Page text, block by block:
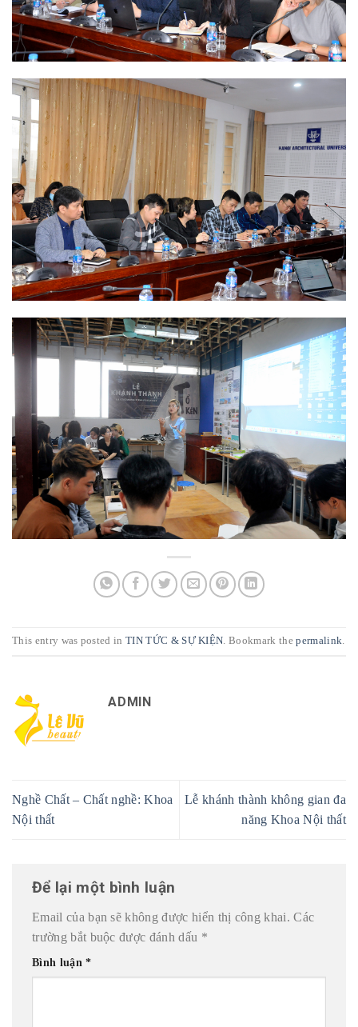
This entry was posted inTIN TỨC & SỰ KIỆN. Bookmark thepermalink.
ADMIN
Nghề Chất – Chất nghề: Khoa
Nội thất
Lễ khánh thành không gian đa
năng Khoa Nội thất
Để lại một bình luận
Email của bạn sẽ không được hiển thị công khai. Các
trường bắt buộc được đánh dấu *
Bình luận*